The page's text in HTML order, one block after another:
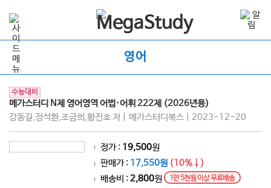
영어
수능대비
메가스터디 N제 영어영역 어법·어휘 222제 (2026년용)
강동길,정석환,조금희,황진호 저 | 메가스터디북스 | 2023-12-20
> 정가 : 19,500원
> 판매가 : 17,550원 (10%↓)
> 배송비 :2,800원 1만 5천원 이상 무료배송